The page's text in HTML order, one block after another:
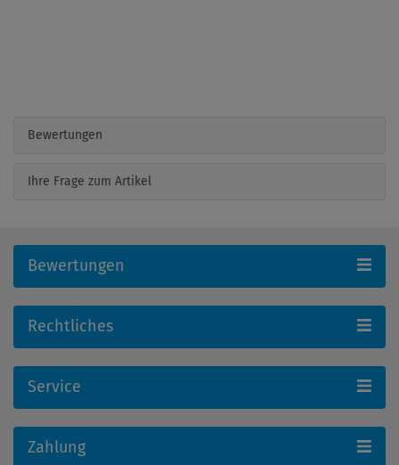
Bewertungen
Ihre Frage zum Artikel
Bewertungen
Rechtliches
Service
Zahlung